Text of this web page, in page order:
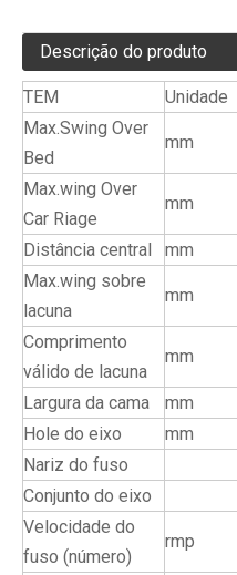
Descrição do produto
TEM Unidade
Max.Swing Over
Bed
mm
Max.wing Over
Car Riage
mm
Distância central mm
Max.wing sobre
lacuna
mm
Comprimento
válido de lacuna
mm
Largura da cama mm
Hole do eixo
mm
Nariz do fuso
Conjunto do eixo
Velocidade do
fuso (número)
rmp